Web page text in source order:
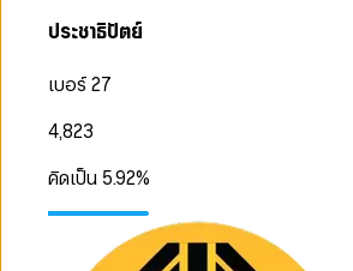
ประชาธิปัตย์
เบอร์ 27
4,823
คิดเป็น 5.92%